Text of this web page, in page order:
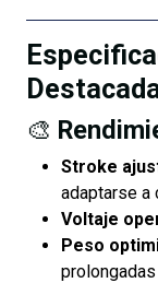
🎨
Stroke
adaptarse a
Voltaje
Peso